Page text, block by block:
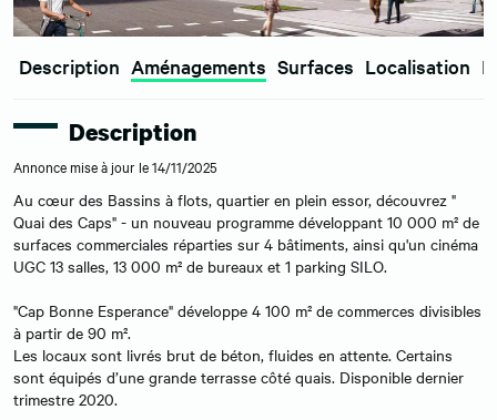
Description Aménagements Surfaces Localisation
Description
Annonce mise à jour le 14/11/2025
Au cœur des Bassins à flots, quartier en plein essor, découvrez "
Quai des Caps" - un nouveau programme développant 10 000 m² de
surfaces commerciales réparties sur 4 bâtiments, ainsi qu'un cinéma
UGC 13 salles, 13 000 m² de bureaux et 1 parking SILO.
"Cap Bonne Esperance" développe 4 100 m² de commerces divisibles
à partir de 90 m².
Les locaux sont livrés brut de béton, fluides en attente. Certains
sont équipés d’une grande terrasse côté quais. Disponible dernier
trimestre 2020.